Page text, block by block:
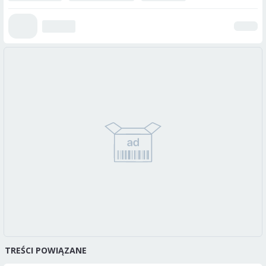
TREŚCI POWIĄZANE